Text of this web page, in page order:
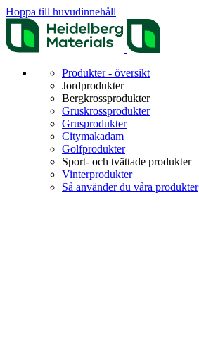
Hoppa till huvudinnehåll
Produkter - översikt
Jordprodukter
Bergkrossprodukter
Gruskrossprodukter
Grusprodukter
Citymakadam
Golfprodukter
Sport- och tvättade produkter
Vinterprodukter
Så använder du våra produkter